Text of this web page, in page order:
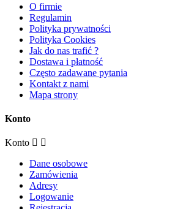
O firmie
Regulamin
Polityka prywatności
Polityka Cookies
Jak do nas trafić ?
Dostawa i płatność
Często zadawane pytania
Kontakt z nami
Mapa strony
Konto
Konto
Dane osobowe
Zamówienia
Adresy
Logowanie